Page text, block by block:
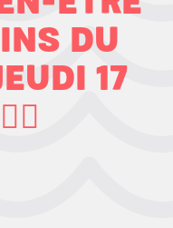
DU
17